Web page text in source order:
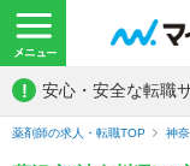
! 安心・安全な転職
薬剤師の求人・転職TOP 神